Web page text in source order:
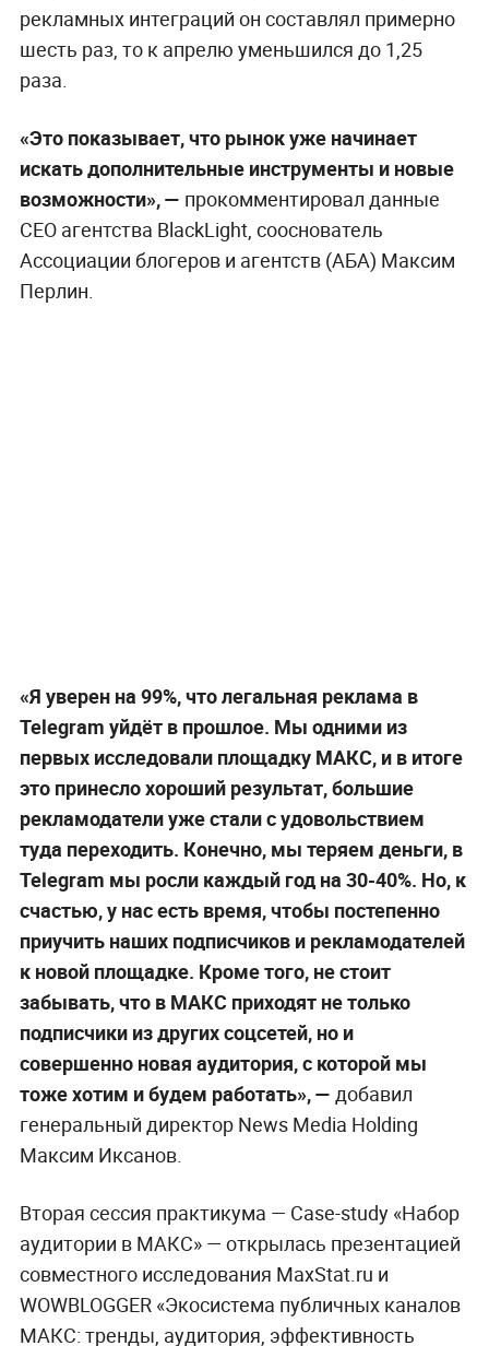
рекламных интеграций он составлял примерно
шесть раз, то к апрелю уменьшился до 1,25
раза.
«Это показывает, что рынок уже начинает
искать дополнительные инструменты и новые
возможности», — прокомментировал данные
CEO агентства BlackLight, сооснователь
Ассоциации блогеров и агентств (АБА) Максим
Перлин.
«Я уверен на 99%, что легальная реклама в
Telegram уйдёт в прошлое. Мы одними из
первых исследовали площадку МАКС, и в итоге
это принесло хороший результат, большие
рекламодатели уже стали с удовольствием
туда переходить. Конечно, мы теряем деньги, в
Telegram мы росли каждый год на 30-40%. Но, к
счастью, у нас есть время, чтобы постепенно
приучить наших подписчиков и рекламодателей
к новой площадке. Кроме того, не стоит
забывать, что в МАКС приходят не только
подписчики из других соцсетей, но и
совершенно новая аудитория, с которой мы
тоже хотим и будем работать», — добавил
генеральный директор News Media Holding
Максим Иксанов.
Вторая сессия практикума — Case-study «Набор
аудитории в МАКС» — открылась презентацией
совместного исследования MaxStat.ru и
WOWBLOGGER «Экосистема публичных каналов
МАКС: тренды, аудитория, эффективность